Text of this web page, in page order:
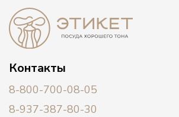
Контакты
8-800-700-08-05
8-937-387-80-30